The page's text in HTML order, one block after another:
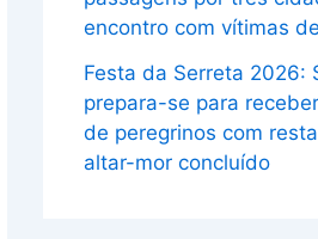
encontro com vítimas
Festa da Serreta 2026:
prepara-se para
de peregrinos com
altar-mor concluído